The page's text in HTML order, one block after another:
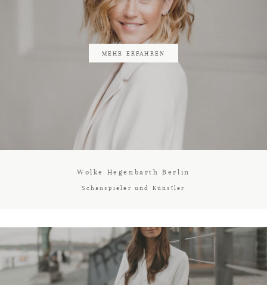
MEHR ERFAHREN
Wolke Hegenbarth Berlin
Schauspieler und Künstler